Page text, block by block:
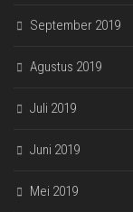
September 2019
Agustus 2019
Juli 2019
Juni 2019
Mei 2019